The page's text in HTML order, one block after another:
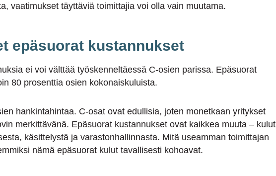
vaatimukset täyttäviä toimittajia voi olla vain muutama.
epäsuorat kustannukset
ei voi välttää työskenneltäessä C-osien parissa. Epäsuorat
80 prosenttia osien kokonaiskuluista.
hankintahintaa. C-osat ovat edullisia, joten monetkaan yritykset
merkittävänä. Epäsuorat kustannukset ovat kaikkea muuta – kulut
käsittelystä ja varastonhallinnasta. Mitä useamman toimittajan
nämä epäsuorat kulut tavallisesti kohoavat.